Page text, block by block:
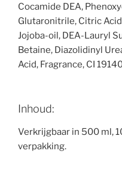
Cocamide DEA,
Glutaronitrile, Citric
Jojoba-oil, DEA-Lauryl
Betaine, Diazolidinyl
Acid, Fragrance, CI
Inhoud:
Verkrijgbaar in 500 ml,
verpakking.